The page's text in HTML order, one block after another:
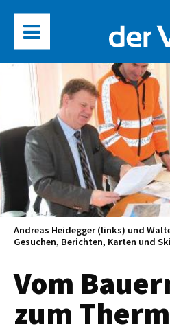
Andreas Heidegger (links) und
Gesuchen, Berichten, Karten und
Vom
zum